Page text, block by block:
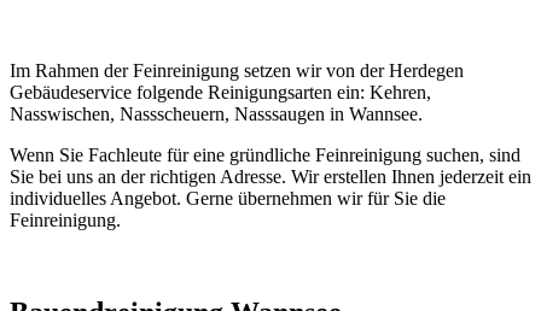
Im Rahmen der Feinreinigung setzen wir von der Herdegen
Gebäudeservice folgende Reinigungsarten ein: Kehren,
Nasswischen, Nassscheuern, Nasssaugen in Wannsee.
Wenn Sie Fachleute für eine gründliche Feinreinigung suchen, sind
Sie bei uns an der richtigen Adresse. Wir erstellen Ihnen jederzeit ein
individuelles Angebot. Gerne übernehmen wir für Sie die
Feinreinigung.